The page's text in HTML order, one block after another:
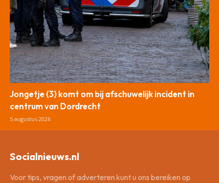
Jongetje (3) komt om bij afschuwelijk incident in
centrum van Dordrecht
5 augustus 2026
Socialnieuws.nl
Voor tips, vragen of adverteren kunt u ons bereiken op